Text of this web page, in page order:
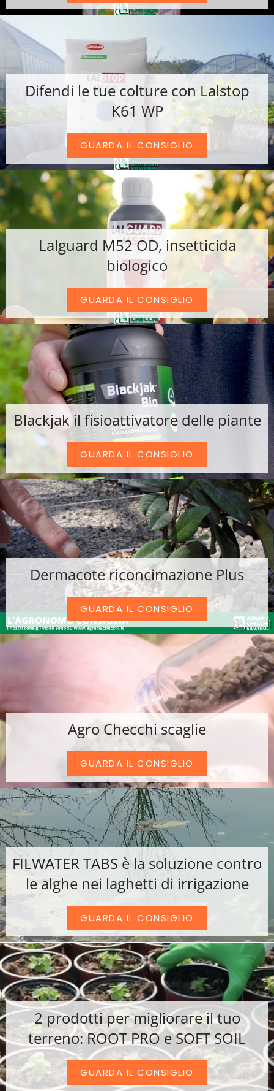
Difendi le tue colture con Lalstop
K61 WP
GUARDA IL CONSIGLIO
Lalguard M52 OD, insetticida
biologico
GUARDA IL CONSIGLIO
Blackjak il fisioattivatore delle piante
GUARDA IL CONSIGLIO
Dermacote riconcimazione Plus
GUARDA IL CONSIGLIO
Agro Checchi scaglie
GUARDA IL CONSIGLIO
FILWATER TABS è la soluzione contro
le alghe nei laghetti di irrigazione
GUARDA IL CONSIGLIO
2 prodotti per migliorare il tuo
terreno: ROOT PRO e SOFT SOIL
GUARDA IL CONSIGLIO